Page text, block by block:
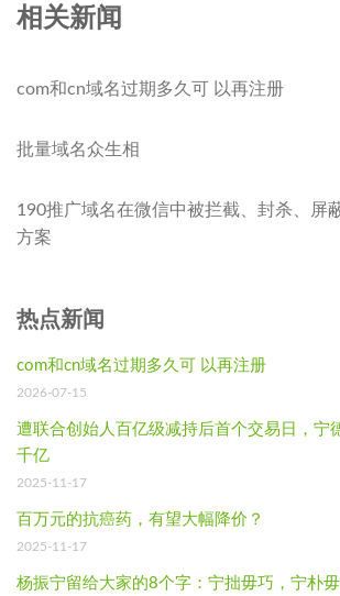
相关新闻
com和cn域名过期多久可 以再注册
批量域名众生相
190推广域名在微信中被拦截、封杀、屏
方案
热点新闻
com和cn域名过期多久可 以再注册
2026-07-15
遭联合创始人百亿级减持后首个交易日，宁
千亿
2025-11-17
百万元的抗癌药，有望大幅降价？
2025-11-17
杨振宁留给大家的8个字：宁拙毋巧，宁朴